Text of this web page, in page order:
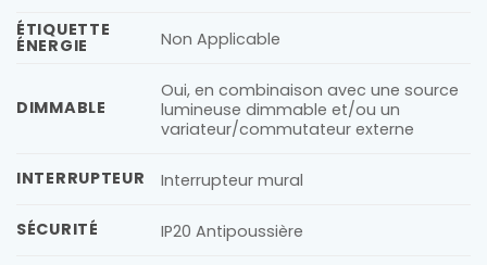
ÉTIQUETTE
ÉNERGIE Non Applicable
DIMMABLE
Oui, en combinaison avec une source
lumineuse dimmable et/ou un
variateur/commutateur externe
INTERRUPTEUR Interrupteur mural
SÉCURITÉ IP20 Antipoussière